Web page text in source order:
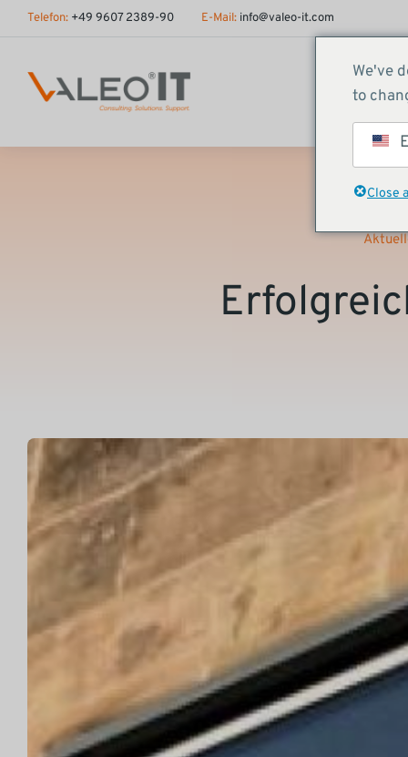
springen
Telefon: +49 9607 2389-90 E-Mail: info@valeo-it.com
We've
to
Close